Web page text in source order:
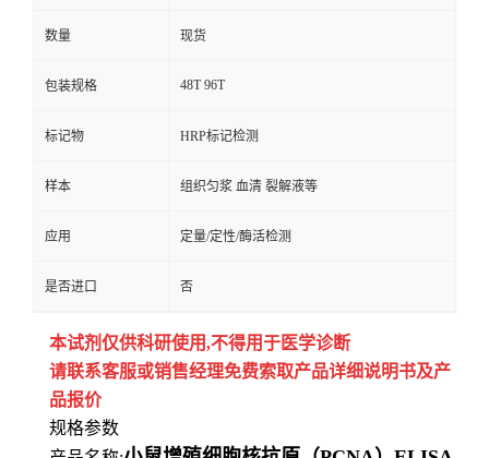
数量 现货
包装规格 48T 96T
标记物 HRP标记检测
样本 组织匀浆 血清 裂解液等
应用 定量/定性/酶活检测
是否进口 否
本试剂仅供科研使用,不得用于医学诊断
请联系客服或销售经理免费索取产品详细说明书及产
品报价
规格参数